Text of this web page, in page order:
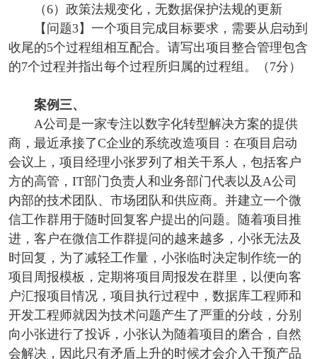
（6）政策法规变化，无数据保护法规的更新
【问题3】一个项目完成目标要求，需要从启动到
收尾的5个过程组相互配合。请写出项目整合管理包含
的7个过程并指出每个过程所归属的过程组。（7分）
案例三、
A公司是一家专注以数字化转型解决方案的提供
商，最近承接了C企业的系统改造项目：在项目启动
会议上，项目经理小张罗列了相关干系人，包括客户
方的高管，IT部门负责人和业务部门代表以及A公司
内部的技术团队、市场团队和供应商。并建立一个微
信工作群用于随时回复客户提出的问题。随着项目推
进，客户在微信工作群提问的越来越多，小张无法及
时回复，为了减轻工作量，小张临时决定制作统一的
项目周报模板，定期将项目周报发在群里，以便向客
户汇报项目情况，项目执行过程中，数据库工程师和
开发工程师就因为技术问题产生了严重的分歧，分别
向小张进行了投诉，小张认为随着项目的磨合，自然
会解决，因此只有矛盾上升的时候才会介入干预产品